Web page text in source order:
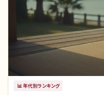
📊年代別ランキング